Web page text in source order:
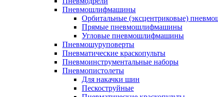
Пневмошлифмашины
Орбитальные (эксцентриковые)
Прямые пневмошлифмашины
Угловые пневмошлифмашины
Пневмошуруповерты
Пневматические краскопульты
Пневмоинструментальные наборы
Пневмопистолеты
Для накачки шин
Пескоструйные